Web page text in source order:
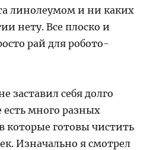
линолеумом и ни каких
нету. Все плоско и
рай для робото-
заставил себя долго
много разных
которые готовы чистить
Изначально я смотрел